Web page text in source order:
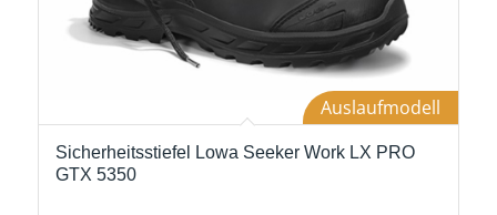
Auslaufmodell
Sicherheitsstiefel Lowa Seeker Work LX PRO
GTX 5350